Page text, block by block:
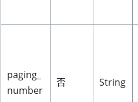
paging_
number
否 String